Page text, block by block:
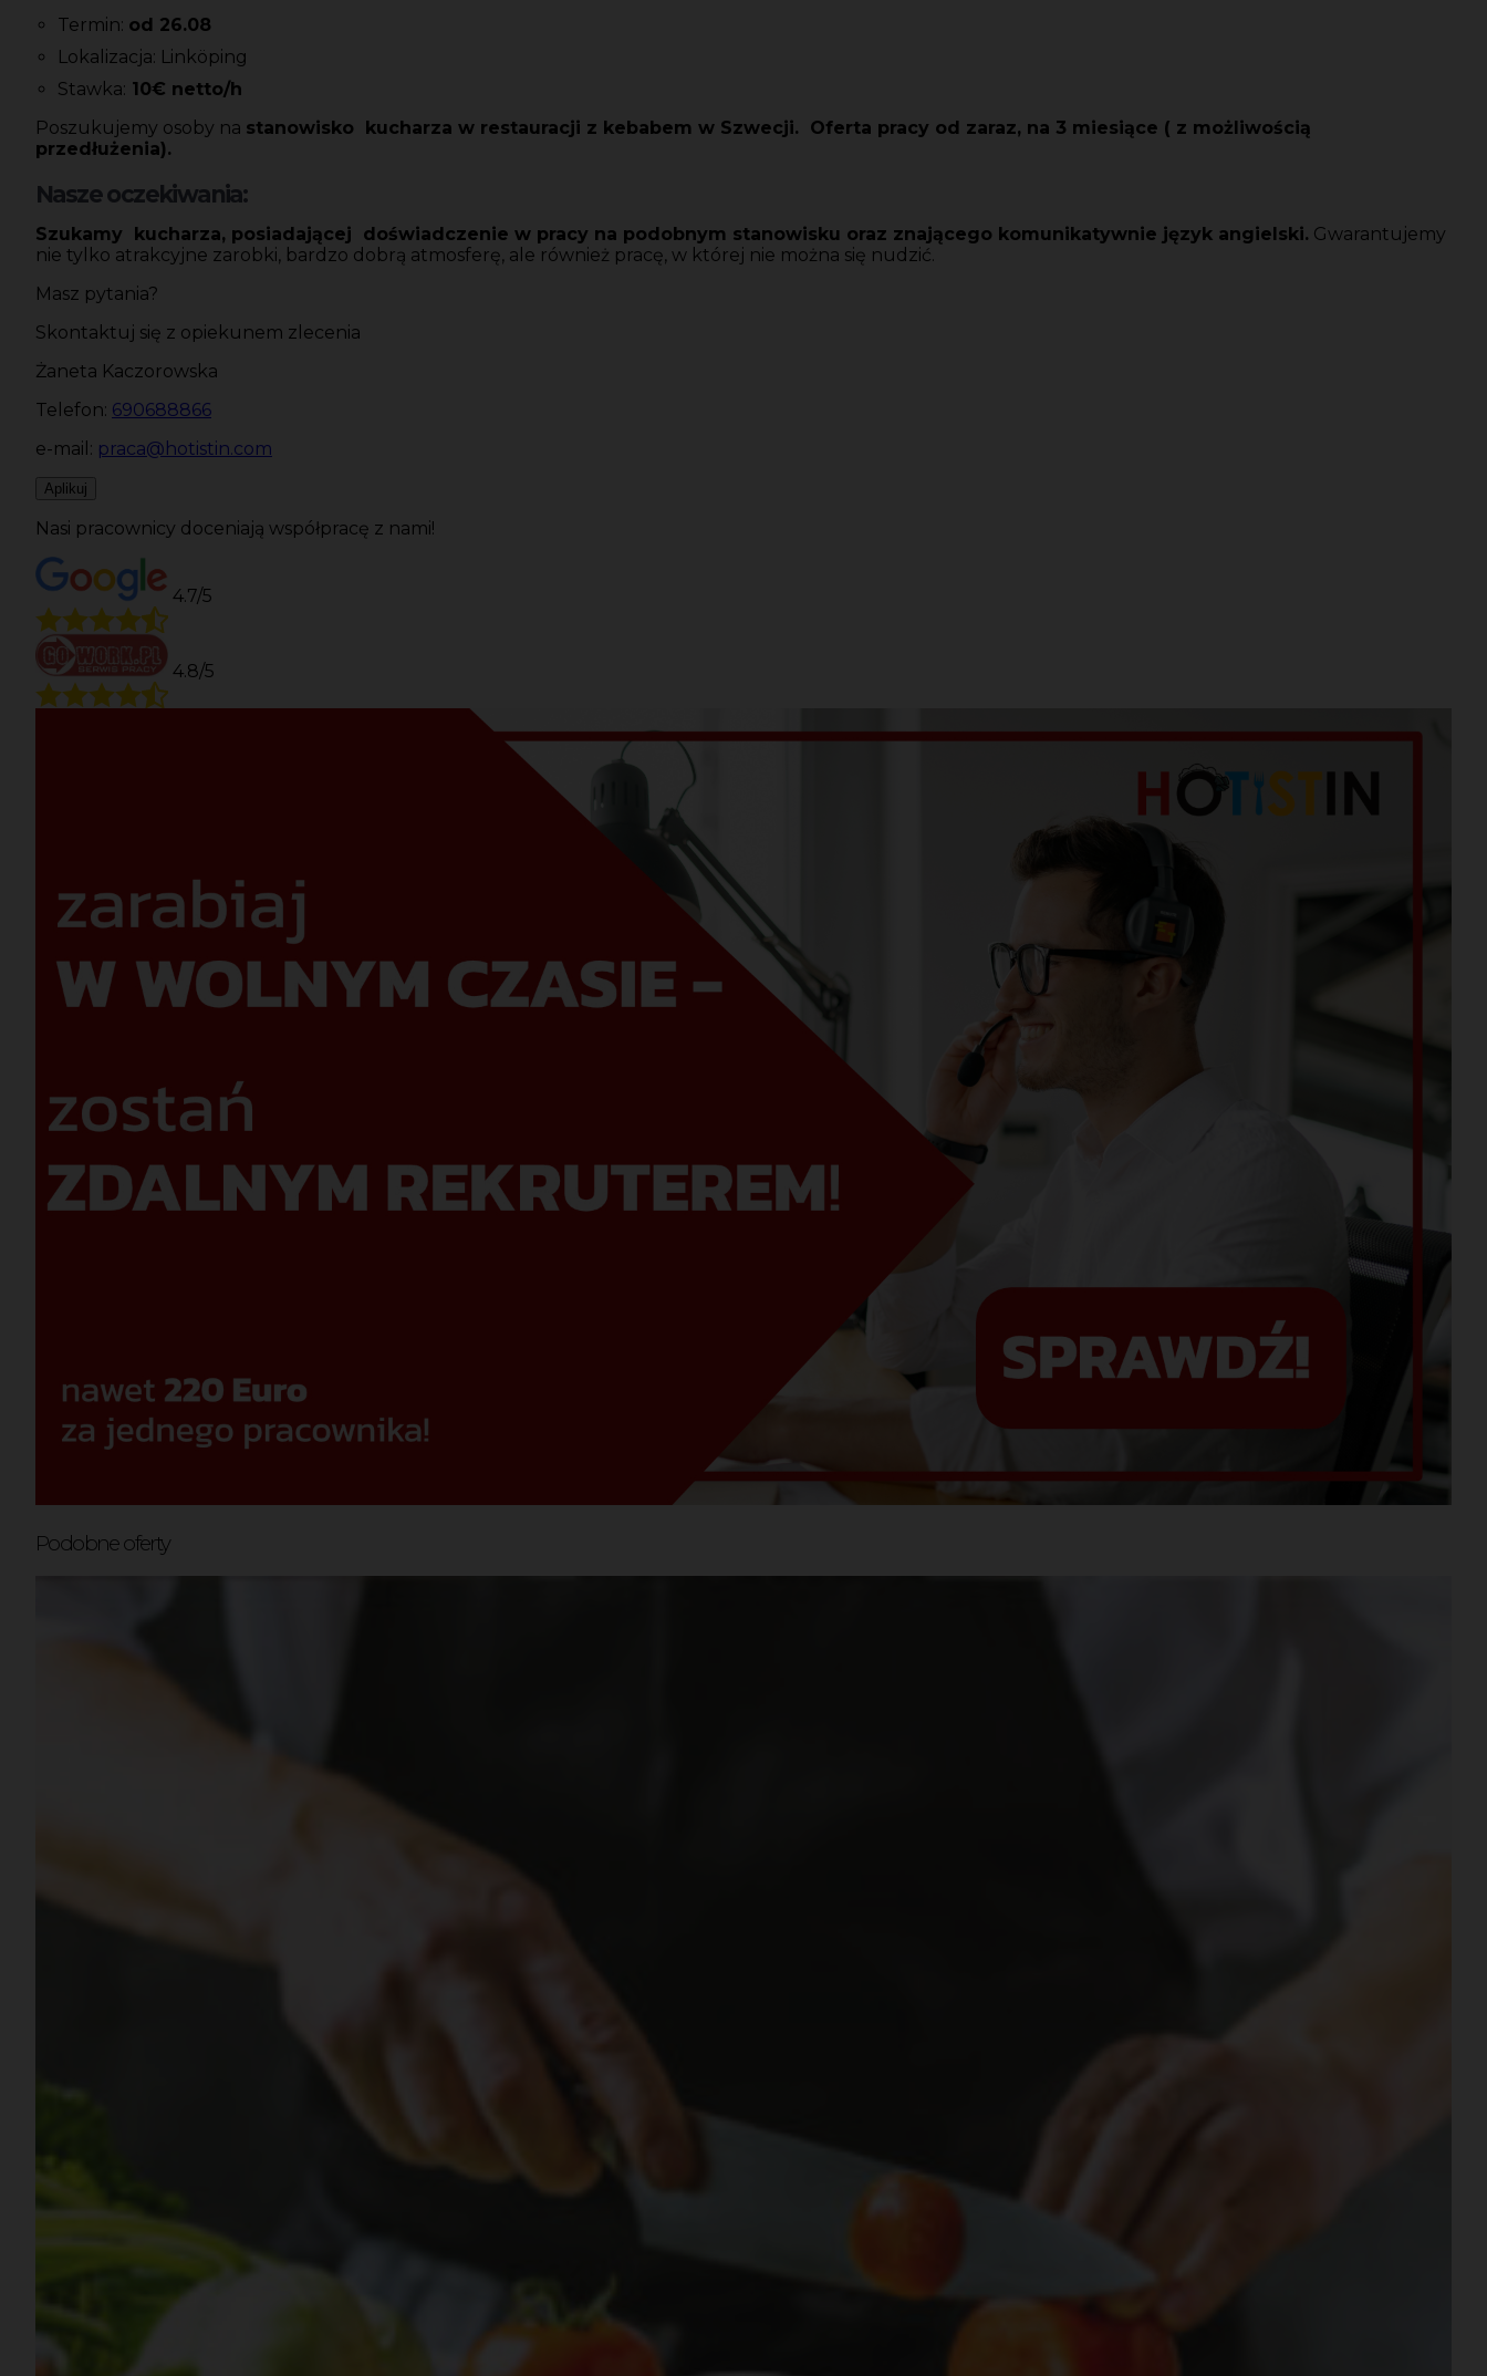
Termin: od 26.08
Lokalizacja: Linköping
Stawka: 10€ netto/h
Poszukujemy osoby na stanowisko kucharza w restauracji z kebabem w Szwecji. Oferta pracy od zaraz, na 3 miesiące ( z możliwością
przedłużenia).
Nasze oczekiwania:
Szukamy kucharza, posiadającej doświadczenie w pracy na podobnym stanowisku oraz znającego komunikatywnie język angielski. Gwarantujemy
nie tylko atrakcyjne zarobki, bardzo dobrą atmosferę, ale również pracę, w której nie można się nudzić.
Masz pytania?
Skontaktuj się z opiekunem zlecenia
Żaneta Kaczorowska
Telefon: 690688866
e-mail: praca@hotistin.com
Aplikuj
Nasi pracownicy doceniają współpracę z nami!
4.7/5
4.8/5
Podobne oferty